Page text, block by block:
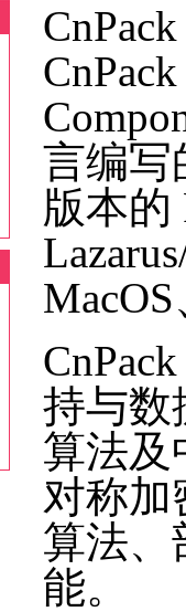
言编写
版本的
持与数
算法及
对称加
算法、
能。